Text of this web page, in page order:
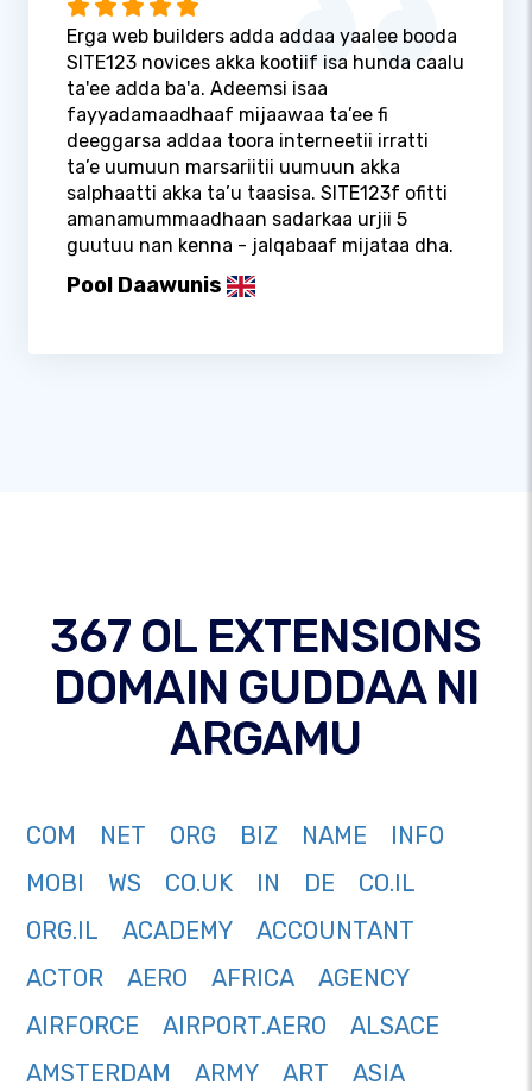
Erga web builders adda addaa yaalee booda
SITE123 novices akka kootiif isa hunda caalu
ta'ee adda ba'a. Adeemsi isaa
fayyadamaadhaaf mijaawaa ta’ee fi
deeggarsa addaa toora interneetii irratti
ta’e uumuun marsariitii uumuun akka
salphaatti akka ta’u taasisa. SITE123f ofitti
amanamummaadhaan sadarkaa urjii 5
guutuu nan kenna - jalqabaaf mijataa dha.
Pool Daawunis
367 OL EXTENSIONS
DOMAIN GUDDAA NI
ARGAMU
COM NET ORG BIZ NAME
INFO
MOBI
WS CO.UK IN DE
CO.IL
ORG.IL
ACADEMY
ACCOUNTANT
ACTOR
AERO AFRICA
AGENCY
AIRFORCE
AIRPORT.AERO
ALSACE
AMSTERDAM
ARMY ART
ASIA